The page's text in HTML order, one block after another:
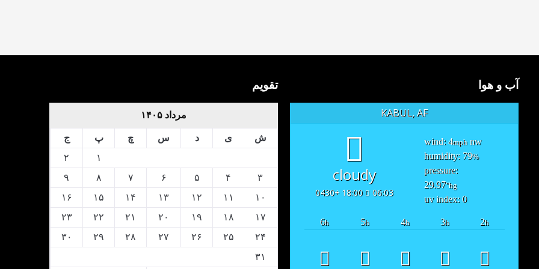
آب و هوا
KABUL, AF
cloudy
06:03
18:00 +0430
wind: 4mph nw
humidity: 79%
pressure:
29.97"hg
uv index: 0
2h
3h
4h
5h
6h
تقویم
مرداد ۱۴۰۵
ش ی د س چ پ
ج
۱
۲
۳
۴ ۵ ۶ ۷ ۸
۹
۱۰
۱۱ ۱۲ ۱۳ ۱۴ ۱۵
۱۶
۱۷
۱۸ ۱۹ ۲۰ ۲۱ ۲۲
۲۳
۲۴
۲۵ ۲۶ ۲۷ ۲۸ ۲۹
۳۰
۳۱